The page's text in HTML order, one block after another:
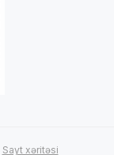
Sayt xəritəsi